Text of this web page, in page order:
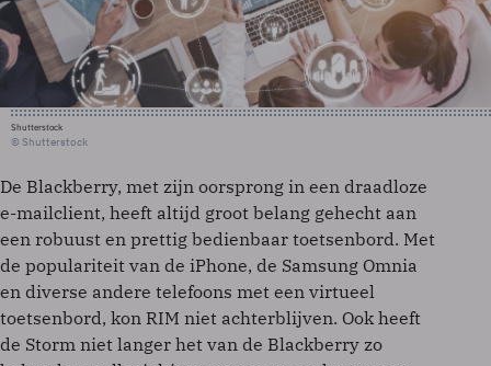
Shutterstock
© Shutterstock
De Blackberry, met zijn oorsprong in een draadloze
e-mailclient, heeft altijd groot belang gehecht aan
een robuust en prettig bedienbaar toetsenbord. Met
de populariteit van de iPhone, de Samsung Omnia
en diverse andere telefoons met een virtueel
toetsenbord, kon RIM niet achterblijven. Ook heeft
de Storm niet langer het van de Blackberry zo